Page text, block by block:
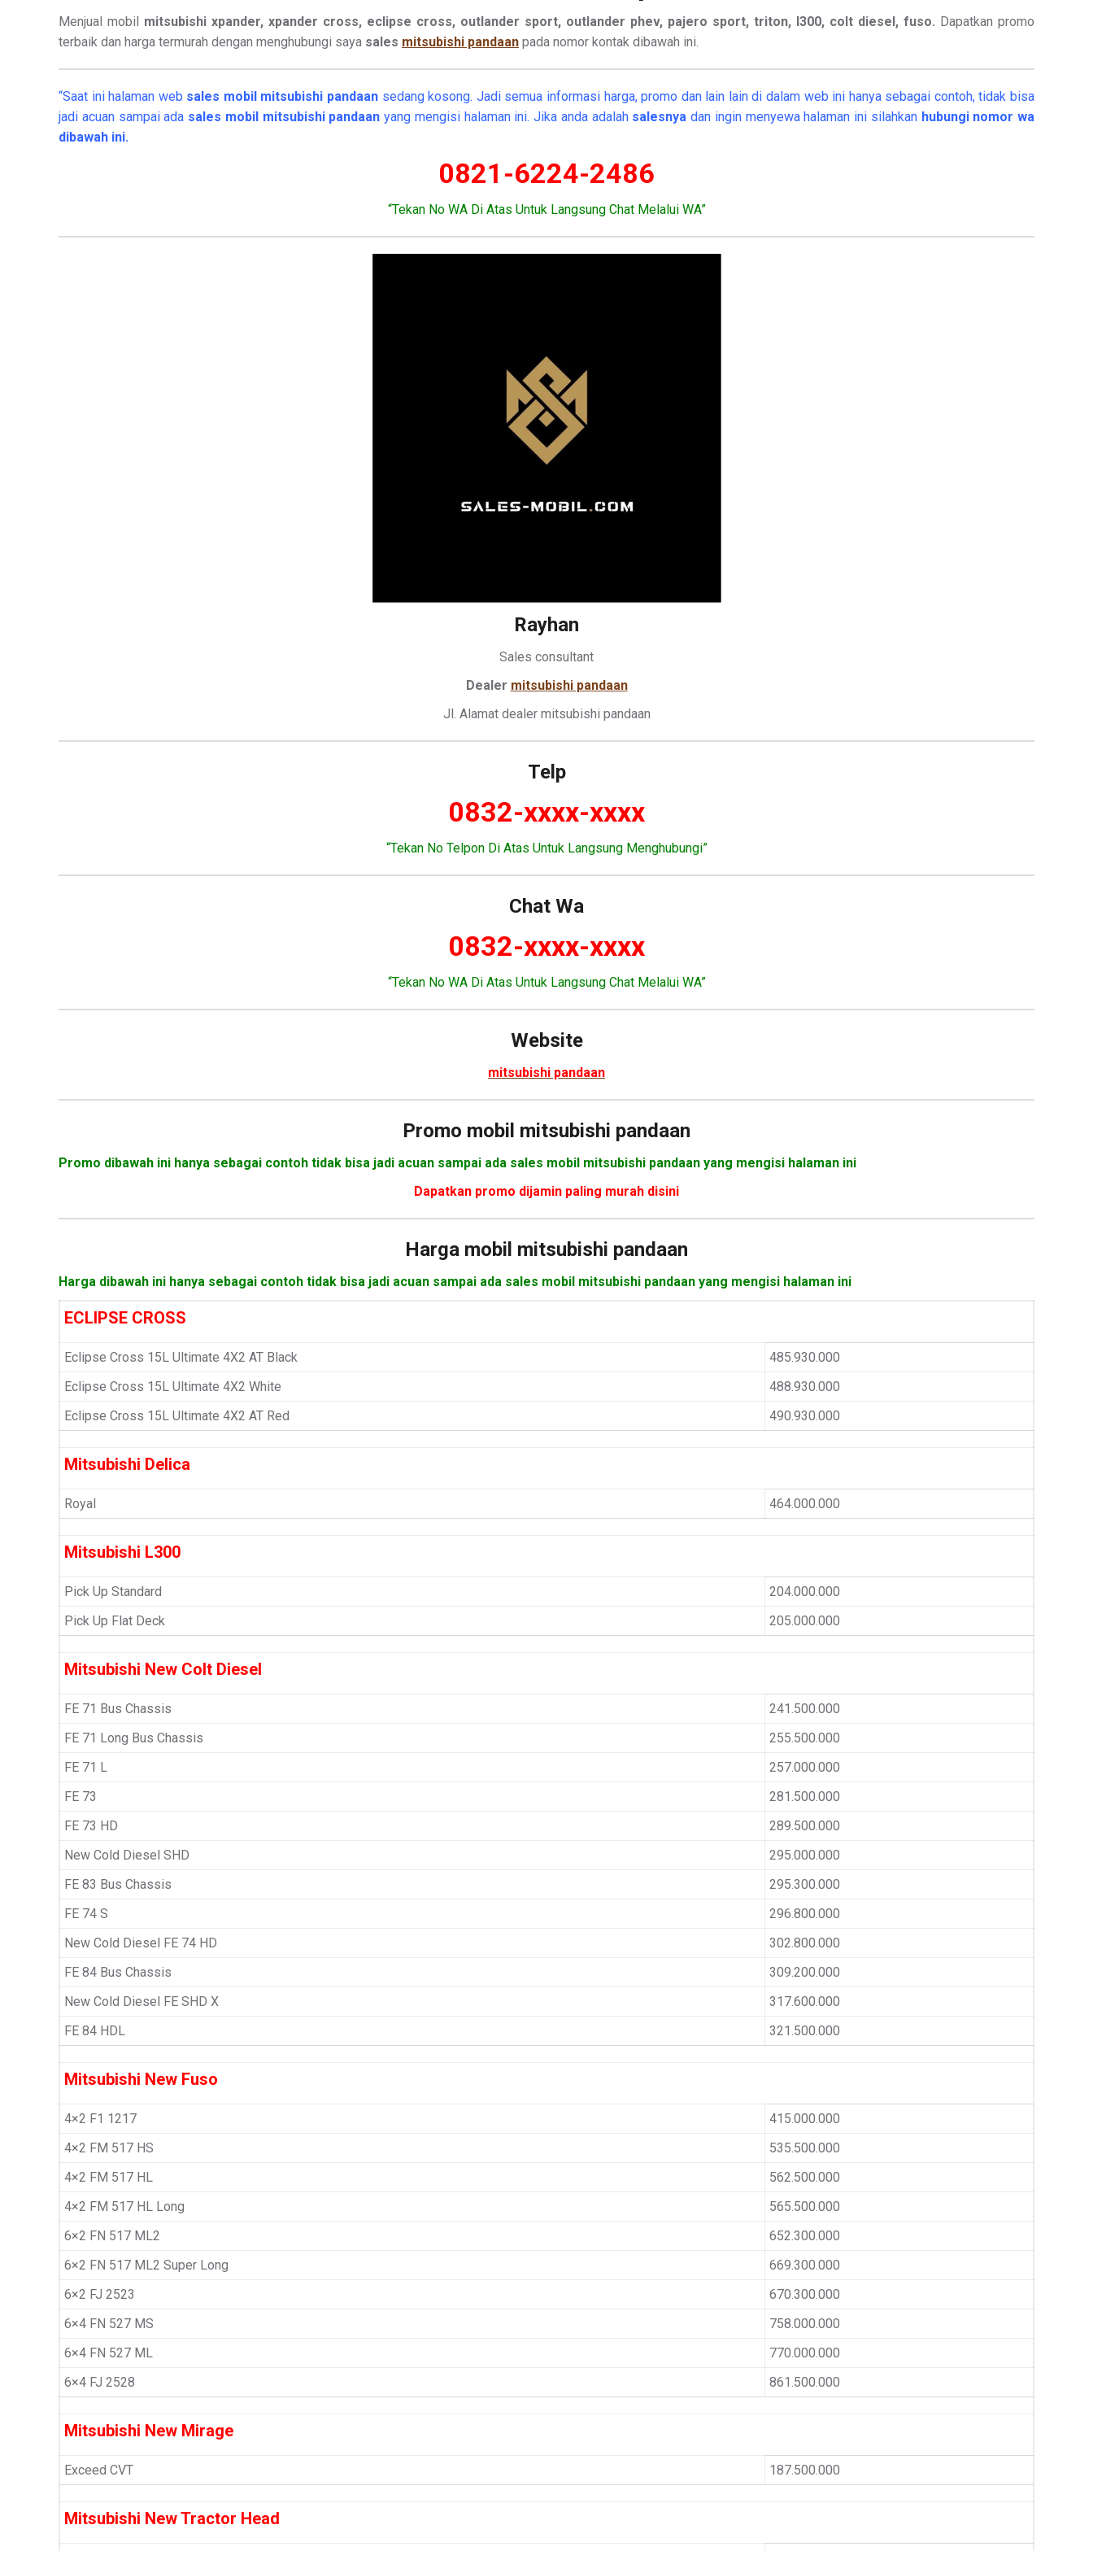
Menjual mobil mitsubishi xpander, xpander cross, eclipse cross, outlander sport, outlander phev, pajero sport, triton, l300, colt diesel, fuso. Dapatkan promo
terbaik dan harga termurah dengan menghubungi saya sales mitsubishi pandaan pada nomor kontak dibawah ini.
“Saat ini halaman web sales mobil mitsubishi pandaan sedang kosong. Jadi semua informasi harga, promo dan lain lain di dalam web ini hanya sebagai contoh, tidak bisa
jadi acuan sampai ada sales mobil mitsubishi pandaan yang mengisi halaman ini. Jika anda adalah salesnya dan ingin menyewa halaman ini silahkan hubungi nomor wa
dibawah ini.
0821-6224-2486
“Tekan No WA Di Atas Untuk Langsung Chat Melalui WA”
Rayhan
Sales consultant
Dealer mitsubishi pandaan
Jl. Alamat dealer mitsubishi pandaan
Telp
0832-xxxx-xxxx
“Tekan No Telpon Di Atas Untuk Langsung Menghubungi”
Chat Wa
0832-xxxx-xxxx
“Tekan No WA Di Atas Untuk Langsung Chat Melalui WA”
Website
mitsubishi pandaan
Promo mobil mitsubishi pandaan
Promo dibawah ini hanya sebagai contoh tidak bisa jadi acuan sampai ada sales mobil mitsubishi pandaan yang mengisi halaman ini
Dapatkan promo dijamin paling murah disini
Harga mobil mitsubishi pandaan
Harga dibawah ini hanya sebagai contoh tidak bisa jadi acuan sampai ada sales mobil mitsubishi pandaan yang mengisi halaman ini
ECLIPSE CROSS
Eclipse Cross 15L Ultimate 4X2 AT Black
485.930.000
Eclipse Cross 15L Ultimate 4X2 White
488.930.000
Eclipse Cross 15L Ultimate 4X2 AT Red
490.930.000
Mitsubishi Delica
Royal 464.000.000
Mitsubishi L300
Pick Up Standard
204.000.000
Pick Up Flat Deck
205.000.000
Mitsubishi New Colt Diesel
FE 71 Bus Chassis
241.500.000
FE 71 Long Bus Chassis
255.500.000
FE 71 L
257.000.000
FE 73
281.500.000
FE 73 HD
289.500.000
New Cold Diesel SHD
295.000.000
FE 83 Bus Chassis
295.300.000
FE 74 S
296.800.000
New Cold Diesel FE 74 HD
302.800.000
FE 84 Bus Chassis
309.200.000
New Cold Diesel FE SHD X
317.600.000
FE 84 HDL
321.500.000
Mitsubishi New Fuso
4×2 F1 1217
415.000.000
4×2 FM 517 HS
535.500.000
4×2 FM 517 HL
562.500.000
4×2 FM 517 HL Long
565.500.000
6×2 FN 517 ML2
652.300.000
6×2 FN 517 ML2 Super Long
669.300.000
6×2 FJ 2523
670.300.000
6×4 FN 527 MS
758.000.000
6×4 FN 527 ML
770.000.000
6×4 FJ 2528
861.500.000
Mitsubishi New Mirage
Exceed CVT 187.500.000
Mitsubishi New Tractor Head